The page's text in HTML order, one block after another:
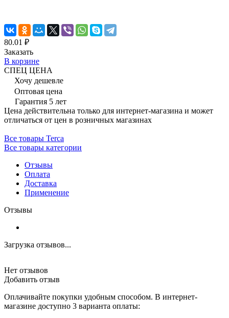
80.01 ₽
Заказать
В корзине
СПЕЦ ЦЕНА
Хочу дешевле
Оптовая цена
Гарантия 5 лет
Цена действительна только для интернет-магазина и может
отличаться от цен в розничных магазинах
Все товары Terca
Все товары категории
Отзывы
Оплата
Доставка
Применение
Отзывы
Загрузка отзывов...
Нет отзывов
Добавить отзыв
Оплачивайте покупки удобным способом. В интернет-
магазине доступно 3 варианта оплаты: